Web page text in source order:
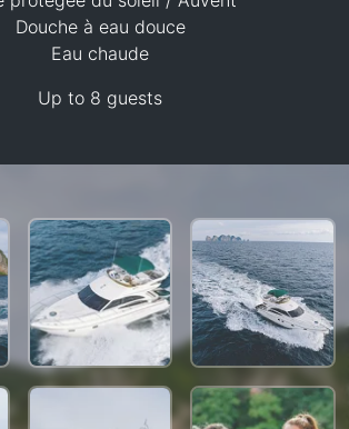
Douche à eau douce
Eau chaude
Up to 8 guests